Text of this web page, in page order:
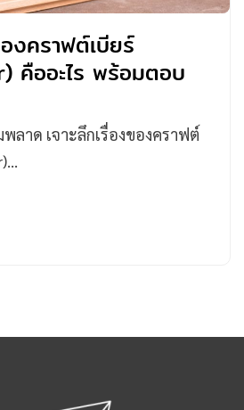
งคราฟต์เบียร์
คืออะไร พร้อมตอบ
ลาด เจาะลึกเรื่องของคราฟต์